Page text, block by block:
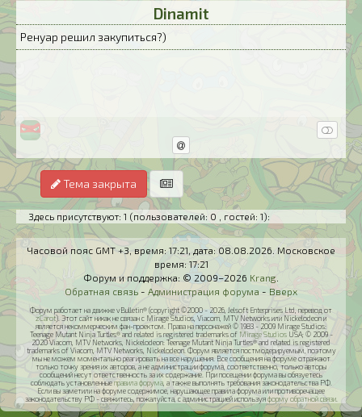
Dinamit
Ренуар решил закупиться?)
Тема закрыта
Здесь присутствуют: 1 (пользователей: 0 , гостей: 1):
Часовой пояс GMT +3, время: 17:21, дата: 08.08.2026. Московское
время: 17:21
Форум и поддержка: © 2009–2026 Krang
Обратная связь - Администрация форума - Вверх
Форум работает на движке vBulletin® (copyright ©2000 - 2026, Jelsoft Enterprises Ltd, перевод от
zCarot). Этот сайт никак не связан с Mirage Studios, Viacom, MTV Networks или Nickelodeon и
является некоммерческим фан-проектом. Права на персонажей © 1983 - 2009 Mirage Studios:
Teenage Mutant Ninja Turtles® and related is registered trademarks of Mirage StudiosUSA; © 2009 -
2020 Viacom, MTV Networks, Nickelodeon: Teenage Mutant Ninja Turtles® and related is registered
trademarks of Viacom, MTV Networks, Nickelodeon. Форум является постмодерируемым, поэтому
мы не можем моментально реагировать на все нарушения. Все сообщения на форуме отражают
только точку зрения их авторов, а не администрации форума, соответственно, только авторы
сообщений несут ответственность за их содержание. При посещении форума вы обязуетесь
соблюдать установленныеправила форума, а также выполнять требования законодательства РФ.
Если вы заметили на форуме содержимое, нарушающее правила форума или противоречащее
законодательству РФ - свяжитесь, пожалуйста, с администрацией используяформу обратной связи.